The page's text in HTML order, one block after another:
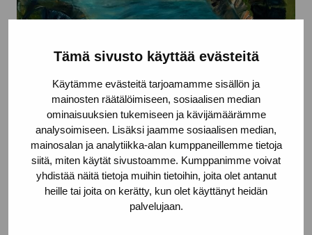
Tämä sivusto käyttää evästeitä
Käytämme evästeitä tarjoamamme sisällön ja
mainosten räätälöimiseen, sosiaalisen median
ominaisuuksien tukemiseen ja kävijämäärämme
analysoimiseen. Lisäksi jaamme sosiaalisen median,
mainosalan ja analytiikka-alan kumppaneillemme tietoja
siitä, miten käytät sivustoamme. Kumppanimme voivat
yhdistää näitä tietoja muihin tietoihin, joita olet antanut
heille tai joita on kerätty, kun olet käyttänyt heidän
palvelujaan.
Erik Creutziger: Skuggan av ett
paradis: verk från 2003–2026